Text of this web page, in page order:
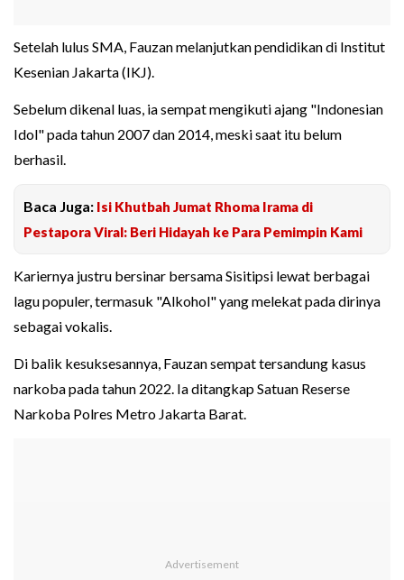
Setelah lulus SMA, Fauzan melanjutkan pendidikan di Institut
Kesenian Jakarta (IKJ).
Sebelum dikenal luas, ia sempat mengikuti ajang "Indonesian
Idol" pada tahun 2007 dan 2014, meski saat itu belum
berhasil.
Baca Juga: Isi Khutbah Jumat Rhoma Irama di
Pestapora Viral: Beri Hidayah ke Para Pemimpin Kami
Kariernya justru bersinar bersama Sisitipsi lewat berbagai
lagu populer, termasuk "Alkohol" yang melekat pada dirinya
sebagai vokalis.
Di balik kesuksesannya, Fauzan sempat tersandung kasus
narkoba pada tahun 2022. Ia ditangkap Satuan Reserse
Narkoba Polres Metro Jakarta Barat.